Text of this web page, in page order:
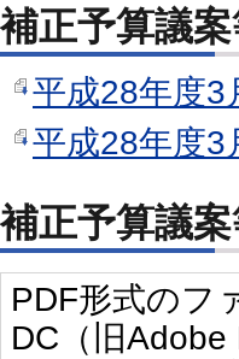
補正予算議
平成28年度3
平成28年度3
補正予算議
PDF形式のフ
DC（旧